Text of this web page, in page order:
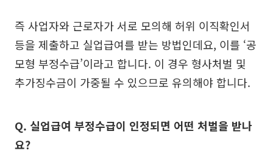
즉 사업자와 근로자가 서로 모의해 허위 이직확인서
등을 제출하고 실업급여를 받는 방법인데요, 이를 ‘공
모형 부정수급’이라고 합니다. 이 경우 형사처벌 및
추가징수금이 가중될 수 있으므로 유의해야 합니다.
Q. 실업급여 부정수급이 인정되면 어떤 처벌을 받나
요?